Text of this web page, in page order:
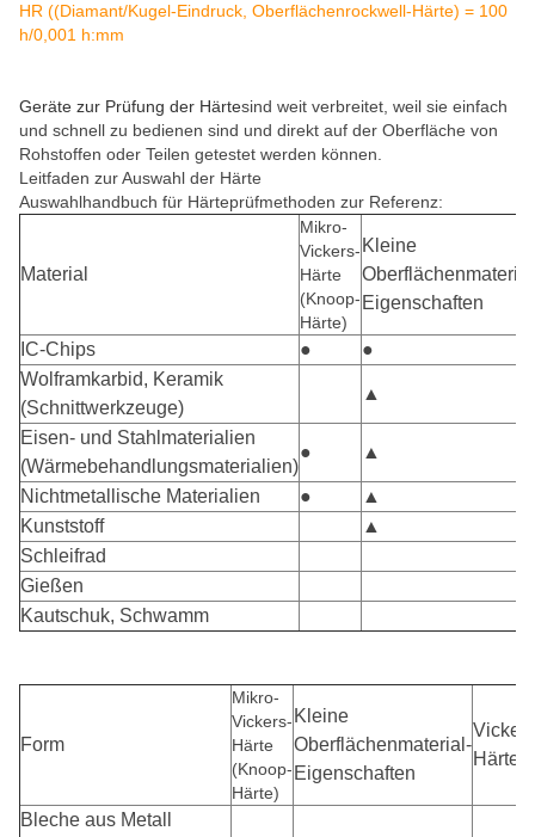
HR ((Diamant/Kugel-Eindruck, Oberflächenrockwell-Härte) = 100
h/0,001 h:mm
Geräte zur Prüfung der Härtesind weit verbreitet, weil sie einfach
und schnell zu bedienen sind und direkt auf der Oberfläche von
Rohstoffen oder Teilen getestet werden können.
Leitfaden zur Auswahl der Härte
Auswahlhandbuch für Härteprüfmethoden zur Referenz:
Material
Mikro-
Vickers-
Härte
(Knoop-
Härte)
Kleine
Eigenschaften
IC-Chips ●
●
Wolframkarbid, Keramik
(Schnittwerkzeuge)
▲
Eisen- und Stahlmaterialien
(Wärmebehandlungsmaterialien)
● ▲
Nichtmetallische Materialien ●
▲
Kunststoff
▲
Schleifrad
Gießen
Kautschuk, Schwamm
Form
Mikro-
Vickers-
Härte
(Knoop-
Härte)
Kleine
Oberflächenmaterial-
Eigenschaften
Härte
Bleche aus Metall